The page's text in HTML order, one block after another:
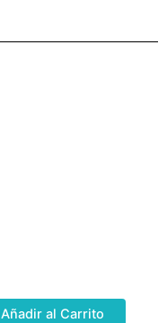
Añadir al Carrito